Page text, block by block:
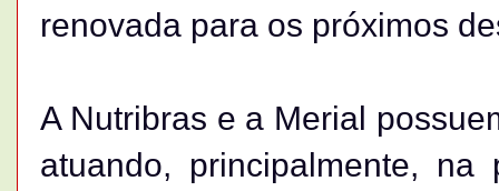
renovada para os próximos
A Nutribras e a Merial
atuando, principalmente,